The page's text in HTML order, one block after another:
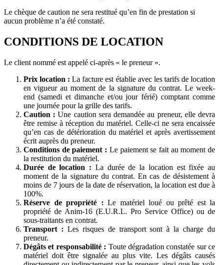
Le chèque de caution ne sera restitué quʼen fin de prestation si
aucun problème nʼa été constaté.
CONDITIONS DE LOCATION
Le client nommé est appelé ci-après « le preneur ».
Prix location : La facture est établie avec les tarifs de location
en vigueur au moment de la signature du contrat. Le week-
end (samedi et dimanche et/ou jour férié) comptant comme
une journée pour la grille des tarifs.
Caution : Une caution sera demandée au preneur, elle devra
être remise à réception du matériel. Celle-ci ne sera encaissée
qu’en cas de détérioration du matériel et après avertissement
écrit auprès du preneur.
Conditions de paiement : Le paiement se fait au moment de
la restitution du matériel.
Durée de location : La durée de la location est fixée au
moment de la signature du contrat. En cas de désistement à
moins de 7 jours de la date de réservation, la location est due à
100%.
Réserve de propriété : Le matériel loué ou prêté est la
propriété de Anim-16 (E.U.R.L. Pro Service Office) ou de
sous-traitants en contrat.
Transport : Les risques de transport sont à la charge du
preneur.
Dégâts et responsabilité : Toute dégradation constatée sur ce
matériel doit être signalée au plus vite. Les dégâts causés